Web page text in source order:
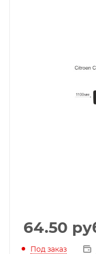
64.50
Под заказ